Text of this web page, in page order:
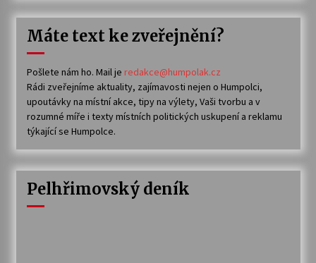
Máte text ke zveřejnění?
Pošlete nám ho. Mail je redakce@humpolak.cz
Rádi zveřejníme aktuality, zajímavosti nejen o Humpolci,
upoutávky na místní akce, tipy na výlety, Vaši tvorbu a v
rozumné míře i texty místních politických uskupení a reklamu
týkající se Humpolce.
Pelhřimovský deník